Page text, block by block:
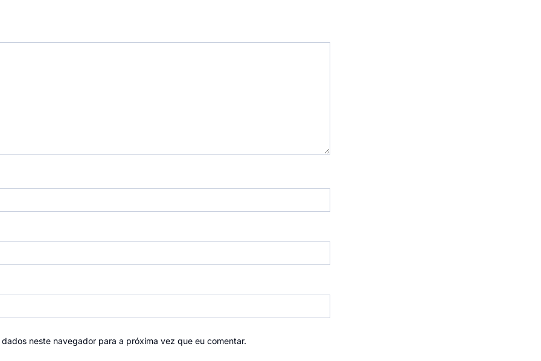
dados neste navegador para a próxima vez que eu comentar.